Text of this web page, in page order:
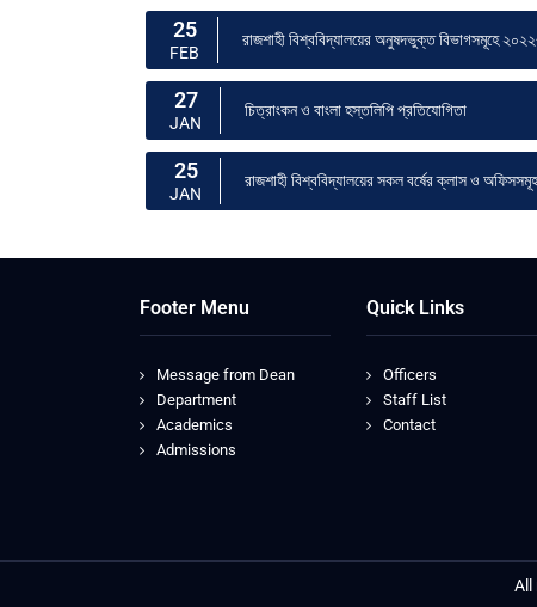
25
FEB
রাজশাহী বিশ্ববিদ্যালয়ের অনুষদভুক্ত বিভাগসমূহে
27
JAN
চিত্রাংকন ও বাংলা হস্তলিপি প্রতিযোগিতা
25
JAN
রাজশাহী বিশ্ববিদ্যালয়ের সকল বর্ষের ক্লাস ও
Footer Menu
Message from Dean
Department
Academics
Admissions
Quick Links
Officers
Staff List
Contact
All